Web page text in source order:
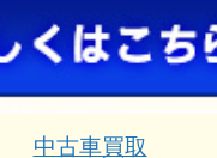
中古車買取